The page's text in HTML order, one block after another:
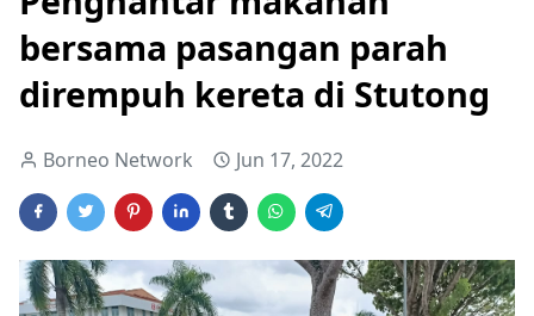
bersama pasangan parah
dirempuh kereta di Stutong
Borneo Network Jun 17, 2022